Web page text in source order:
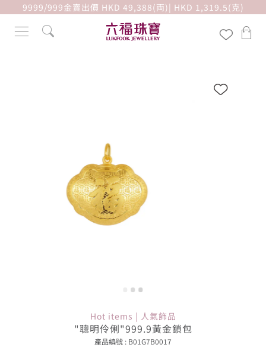
9999/999金賣出價 HKD 49,388(両)| HKD 1,319.5(克)
Hot items | 人氣飾品
"聰明伶俐"999.9黃金鎖包
產品編號 : B01G7B0017